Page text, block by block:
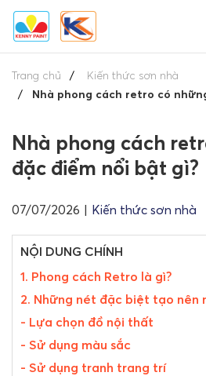
Trang chủ
Kiến thức sơn nhà
Nhà phong cách retro có
Nhà phong cách
đặc điểm nổi bật gì?
07/07/2026 | Kiến thức sơn nhà
NỘI DUNG CHÍNH
1. Phong cách Retro là gì?
2. Những nét đặc biệt tạo nên
- Lựa chọn đồ nội thất
- Sử dụng màu sắc
- Sử dụng tranh trang trí